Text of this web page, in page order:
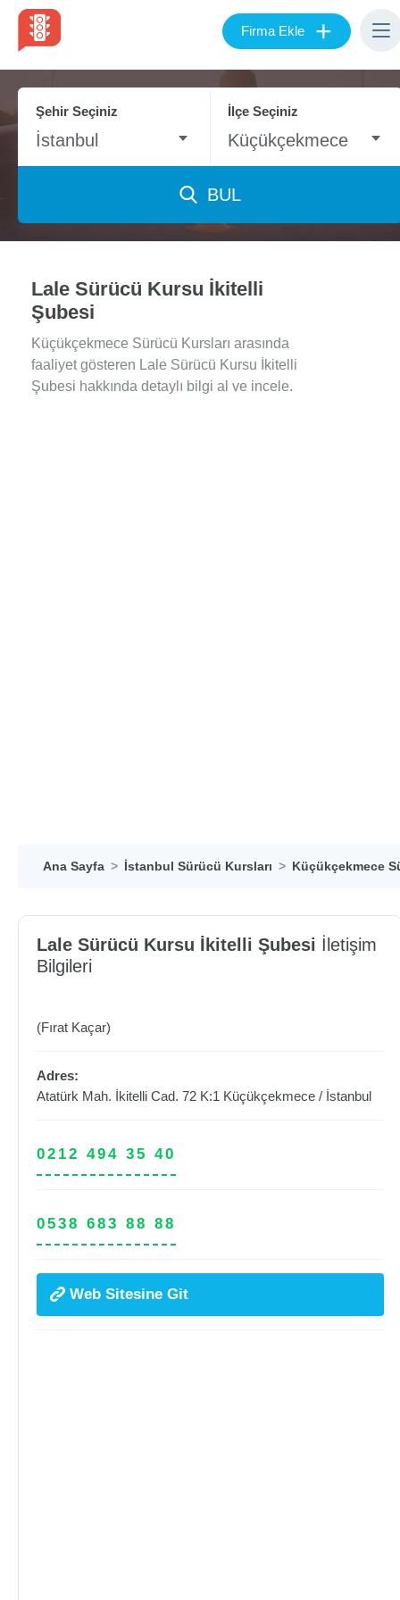
Firma Ekle +
Şehir Seçiniz
İstanbul
İlçe Seçiniz
Küçükçekmece
BUL
Lale Sürücü Kursu İkitelli
Şubesi
Küçükçekmece Sürücü Kursları arasında
faaliyet gösteren Lale Sürücü Kursu İkitelli
Şubesi hakkında detaylı bilgi al ve incele.
Ana Sayfa İstanbul Sürücü Kursları Küçükçekmece
Lale Sürücü Kursu İkitelli Şubesi İletişim
Bilgileri
(Fırat Kaçar)
Adres:
Atatürk Mah. İkitelli Cad. 72 K:1 Küçükçekmece / İstanbul
0212 494 35 40
0538 683 88 88
Web Sitesine Git